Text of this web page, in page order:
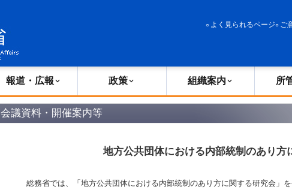
よく見られるページ ご
報道・広報 政策 組織案内 所
会議資料・開催案内等
地方公共団体における内部統制のあり方
総務省では、「地方公共団体における内部統制のあり方に関する研究会」